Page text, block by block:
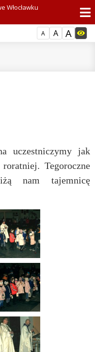
A A A
Włocławku
uczestniczymy jak
Tegoroczne
nam tajemnicę